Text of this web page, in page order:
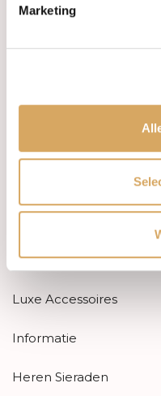
Marketing
Betaalmethodes
Categorieën
PRE-OWNED
Luxe Accessoires
Informatie
Heren Sieraden